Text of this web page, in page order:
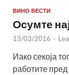
ВИНО ВЕСТИ
Осумте
13/03/2016 -
Иако секоја
работите